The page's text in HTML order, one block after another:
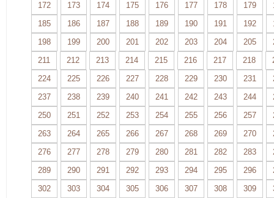
172
173 174 175 176 177 178 179
185
186 187 188 189 190 191 192
198
199 200 201 202 203 204 205
211
212 213 214 215 216 217 218
224
225 226 227 228 229 230 231
237
238 239 240 241 242 243 244
250
251 252 253 254 255 256 257
263
264 265 266 267 268 269 270
276
277 278 279 280 281 282 283
289
290 291 292 293 294 295 296
302
303 304 305 306 307 308 309